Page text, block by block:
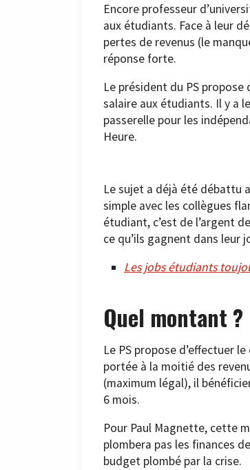
Encore professeur
aux étudiants. Face à leur
pertes de revenus (le
réponse forte.
Le président du PS propose
salaire aux étudiants. Il y a
passerelle pour les
Heure.
Le sujet a déjà été débattu
simple avec les collègues
étudiant, c’est de l’argent
ce qu’ils gagnent dans leur
Les jobs étudiants
Quel montant ?
Le PS propose d’effectuer
portée à la moitié des
(maximum légal), il
6 mois.
Pour Paul Magnette, cette
plombera pas les finances
budget plombé par la crise.